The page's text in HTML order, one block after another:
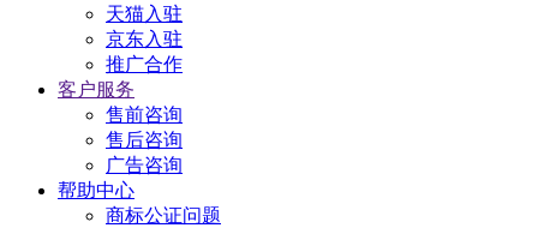
天猫入驻
京东入驻
推广合作
客户服务
售前咨询
售后咨询
广告咨询
帮助中心
商标公证问题